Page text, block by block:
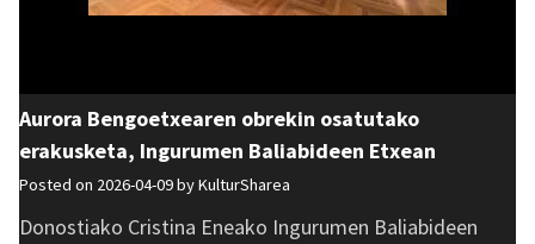
Aurora Bengoetxearen obrekin osatutako
erakusketa, Ingurumen Baliabideen Etxean
Posted on 2026-04-09 byKulturSharea
Donostiako Cristina Eneako Ingurumen Baliabideen